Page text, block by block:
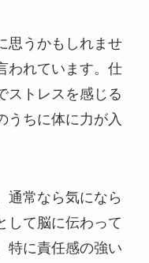
思うかもしれませ
われています。仕
ストレスを感じる
うちに体に力が入
通常なら気になら
して脳に伝わって
特に責任感の強い